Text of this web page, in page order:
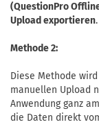
(QuestionPro
Upload exportieren.
Methode 2:
Diese Methode
manuellen Upload
Anwendung ganz
die Daten direkt